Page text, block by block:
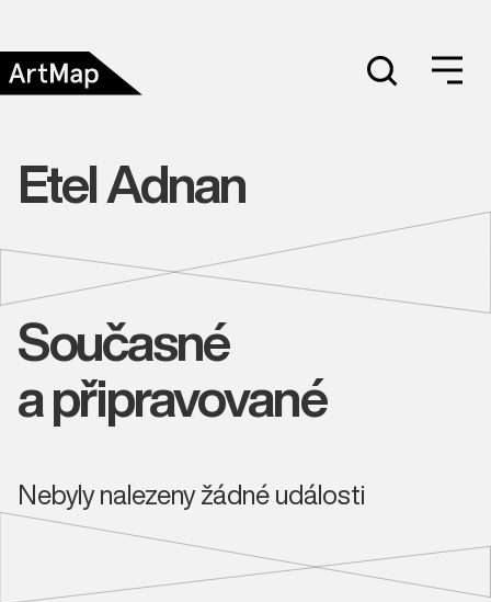
Etel Adnan
Současné
a připravované
Nebyly nalezeny žádné události